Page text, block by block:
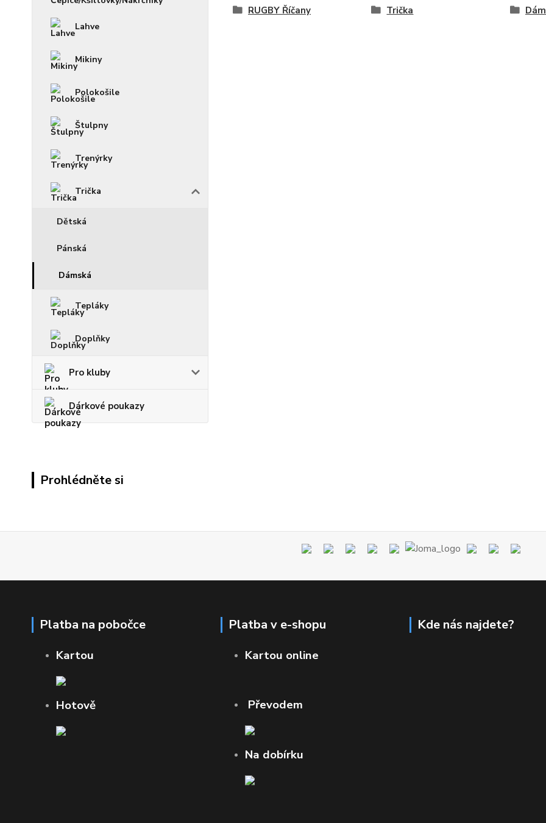
Lahve
Mikiny
Polokošile
Štulpny
Trenýrky
Trička
Dětská
Pánská
Dámská
Tepláky
Doplňky
Pro kluby
Dárkové poukazy
Prohlédněte si
RUGBY Říčany Trička
Platba na pobočce
Kartou
Hotově
Platba v e-shopu
Kartou online
Převodem
Na dobírku
Kde nás najdete?